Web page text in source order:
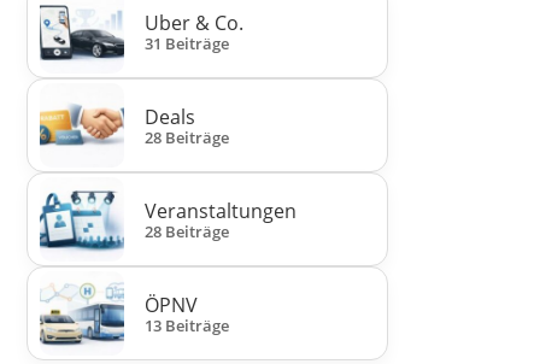
Uber & Co.
31 Beiträge
Deals
28 Beiträge
Veranstaltungen
28 Beiträge
ÖPNV
13 Beiträge